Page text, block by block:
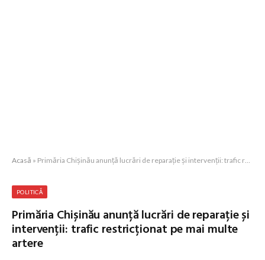
Acasă » Primăria Chișinău anunță lucrări de reparație și intervenții: trafic restricționat pe mai multe artere
POLITICĂ
Primăria Chișinău anunță lucrări de reparație și
intervenții: trafic restricționat pe mai multe
artere